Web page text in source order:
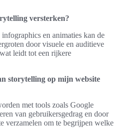
versterken?
en animaties kan de
door visuele en auditieve
leidt tot een rijkere
storytelling op mijn website
met tools zoals Google
van gebruikersgedrag en door
verzamelen om te begrijpen welke